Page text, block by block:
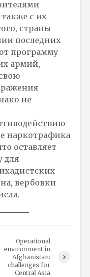
с их
страны
последних
программу
армий,
не
наркотрафика
оставляет
для
вербовки
Operational
environment in
Afghanistan:
challenges for
Central Asia